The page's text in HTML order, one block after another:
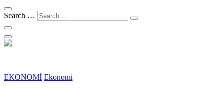
Search …
EKONOMİ Ekonomi